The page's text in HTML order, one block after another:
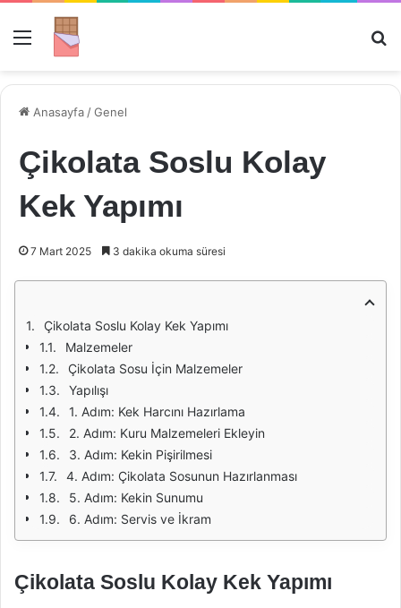
Menü
Anasayfa /Genel
Çikolata Soslu Kolay
Kek Yapımı
7 Mart 2025 3 dakika okuma süresi
Çikolata Soslu Kolay Kek Yapımı
Malzemeler
Çikolata Sosu İçin Malzemeler
Yapılışı
1. Adım: Kek Harcını Hazırlama
2. Adım: Kuru Malzemeleri Ekleyin
3. Adım: Kekin Pişirilmesi
4. Adım: Çikolata Sosunun Hazırlanması
5. Adım: Kekin Sunumu
6. Adım: Servis ve İkram
Çikolata Soslu Kolay Kek Yapımı